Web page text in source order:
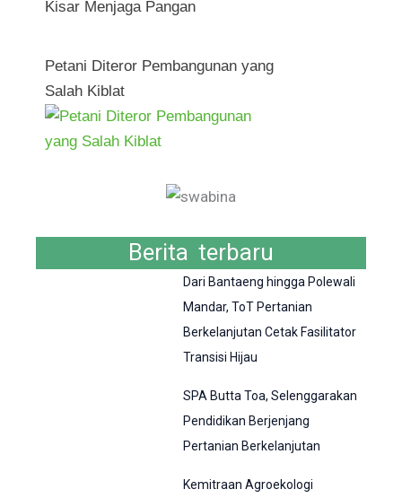
Kisar Menjaga Pangan
Petani Diteror Pembangunan yang
Salah Kiblat
Berita terbaru
Dari Bantaeng hingga Polewali
Mandar, ToT Pertanian
Berkelanjutan Cetak Fasilitator
Transisi Hijau
SPA Butta Toa, Selenggarakan
Pendidikan Berjenjang
Pertanian Berkelanjutan
Kemitraan Agroekologi